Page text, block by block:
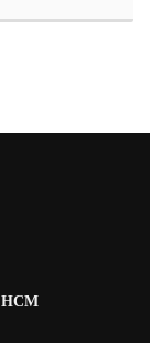
HCM